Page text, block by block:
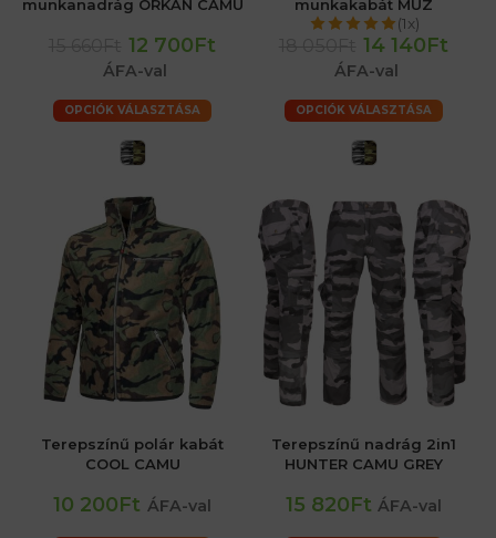
munkanadrág ORKAN CAMU
12 700Ft
ÁFA-val
OPCIÓK VÁLASZTÁSA
munkakabát MUZ
(1x)
14 140Ft
ÁFA-val
OPCIÓK VÁLASZTÁSA
Terepszínű polár kabát
COOL CAMU
10 200Ft ÁFA-val
Terepszínű nadrág 2in1
HUNTER CAMU GREY
15 820Ft ÁFA-val